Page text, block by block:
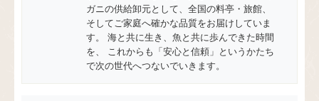
ガニの供給卸元として、全国の料亭・旅館、
そしてご家庭へ確かな品質をお届けしていま
す。 海と共に生き、魚と共に歩んできた時間
を、 これからも「安心と信頼」というかたち
で次の世代へつないでいきます。